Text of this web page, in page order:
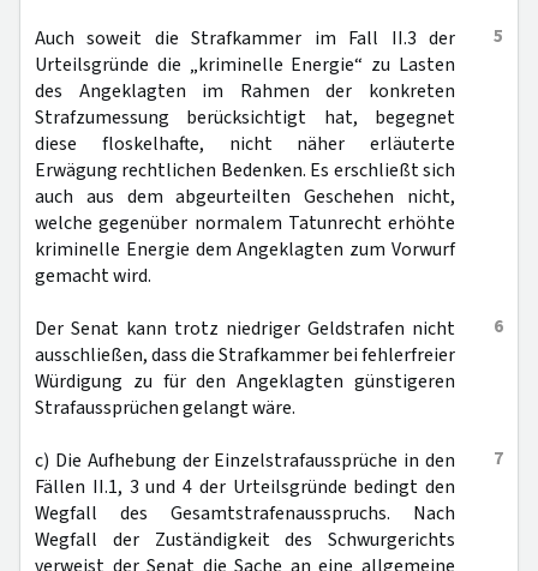
5
Auch soweit die Strafkammer im Fall II.3 der
Urteilsgründe die „kriminelle Energie“ zu Lasten
des Angeklagten im Rahmen der konkreten
Strafzumessung berücksichtigt hat, begegnet
diese floskelhafte, nicht näher erläuterte
Erwägung rechtlichen Bedenken. Es erschließt sich
auch aus dem abgeurteilten Geschehen nicht,
welche gegenüber normalem Tatunrecht erhöhte
kriminelle Energie dem Angeklagten zum Vorwurf
gemacht wird.
6
Der Senat kann trotz niedriger Geldstrafen nicht
ausschließen, dass die Strafkammer bei fehlerfreier
Würdigung zu für den Angeklagten günstigeren
Strafaussprüchen gelangt wäre.
7
c) Die Aufhebung der Einzelstrafaussprüche in den
Fällen II.1, 3 und 4 der Urteilsgründe bedingt den
Wegfall des Gesamtstrafenausspruchs. Nach
Wegfall der Zuständigkeit des Schwurgerichts